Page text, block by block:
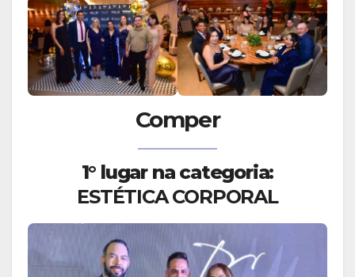
Comper
1° lugar na categoria:
ESTÉTICA CORPORAL